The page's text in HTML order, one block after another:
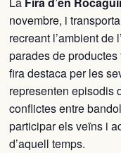
novembre, i
recreant l’ambient de
parades de
fira destaca per les
representen episodis
conflictes entre
participar els veïns i
d’aquell temps.